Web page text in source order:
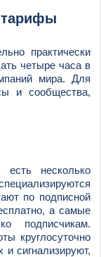
тарифы
практически
четыре часа в
мира. Для
и сообщества,
есть несколько
по подписной
а самые
подписчикам.
круглосуточно
и сигнализируют,